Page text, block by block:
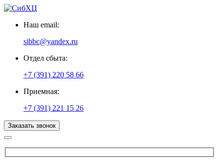
Наш email:
sibbc@yandex.ru
Отдел сбыта:
+7 (391) 220 58 66
Приемная:
+7 (391) 221 15 26
Заказать звонок